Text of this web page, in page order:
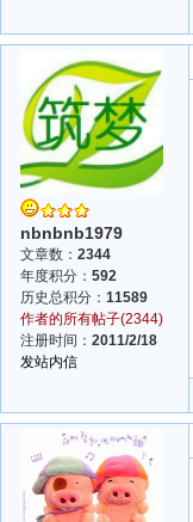
nbnbnb1979
文章数： 2344
年度积分： 592
历史总积分： 11589
作者的所有帖子(2344)
注册时间： 2011/2/18
发站内信